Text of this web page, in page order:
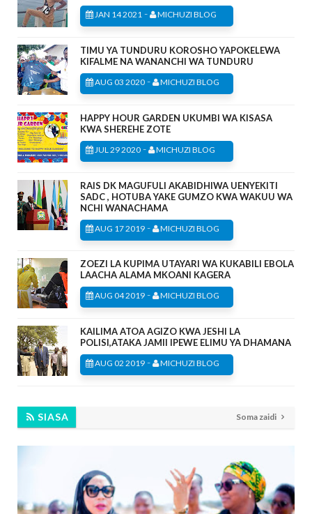
JAN 14 2021 - MICHUZI BLOG
TIMU YA TUNDURU KOROSHO YAPOKELEWA
KIFALME NA WANANCHI WA TUNDURU
AUG 03 2020 - MICHUZI BLOG
HAPPY HOUR GARDEN UKUMBI WA KISASA
KWA SHEREHE ZOTE
JUL 29 2020 - MICHUZI BLOG
RAIS DK MAGUFULI AKABIDHIWA UENYEKITI
SADC , HOTUBA YAKE GUMZO KWA WAKUU WA
NCHI WANACHAMA
AUG 17 2019 - MICHUZI BLOG
ZOEZI LA KUPIMA UTAYARI WA KUKABILI EBOLA
LAACHA ALAMA MKOANI KAGERA
AUG 04 2019 - MICHUZI BLOG
KAILIMA ATOA AGIZO KWA JESHI LA
POLISI,ATAKA JAMII IPEWE ELIMU YA DHAMANA
AUG 02 2019 - MICHUZI BLOG
SIASA Soma zaidi